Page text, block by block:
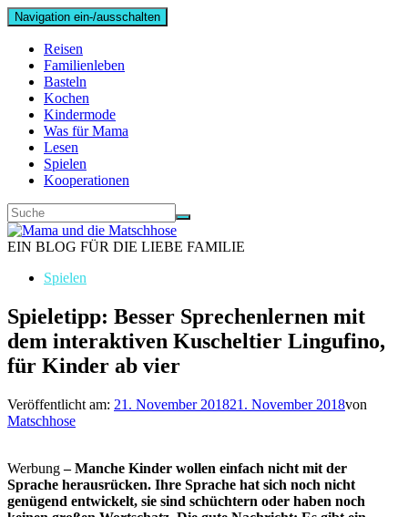
Navigation ein-/ausschalten
Reisen
Familienleben
Basteln
Kochen
Kindermode
Was für Mama
Lesen
Spielen
Kooperationen
EIN BLOG FÜR DIE LIEBE FAMILIE
Spielen
Spieletipp: Besser Sprechenlernen mit
dem interaktiven Kuscheltier Lingufino,
für Kinder ab vier
Veröffentlicht am: 21. November 201821. November 2018von
Matschhose
Werbung– Manche Kinder wollen einfach nicht mit der
Sprache herausrücken. Ihre Sprache hat sich noch nicht
genügend entwickelt, sie sind schüchtern oder haben noch